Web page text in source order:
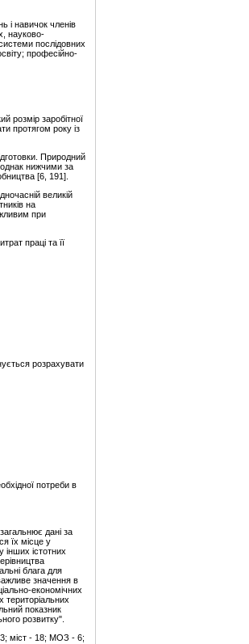
і навичок членів
науково-
послідовних
професійно-
розмір заробітної
протягом року із
Природний
однак нижчими за
[6, 191].
великій
на
при
праці та її
розрахувати
потреби в
дані за
їх місце у
інших істотних
блага для
значення в
економічних
територіальних
показник
розвитку".
3; міст - 18; МОЗ - 6;